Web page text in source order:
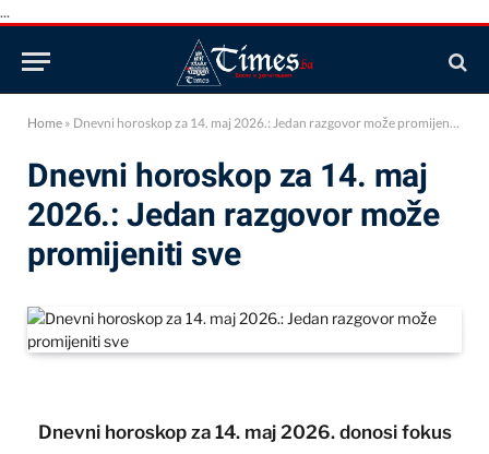
...
Home » Dnevni horoskop za 14. maj 2026.: Jedan razgovor može promijeniti sve
Dnevni horoskop za 14. maj
2026.: Jedan razgovor može
promijeniti sve
Dnevni horoskop za 14. maj 2026. donosi fokus